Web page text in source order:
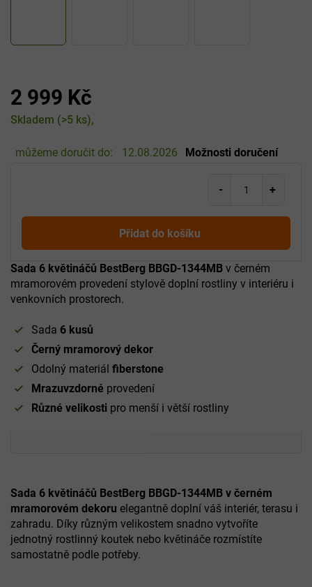
2 999 Kč
Měrná
Skladem (>5 ks)
můžeme doručit do: 12.08.2026 Možnosti doručení
Přidat do košíku
Sada 6 květináčů BestBerg BBGD-1344MB v černém
mramorovém provedení stylově doplní rostliny v interiéru i
venkovních prostorech.
Sada 6 kusů
Černý mramorový dekor
Odolný materiál fiberstone
Mrazuvzdorné provedení
Různé velikosti pro menší i větší rostliny
Sada 6 květináčů BestBerg BBGD-1344MB v černém
mramorovém dekoru elegantně doplní váš interiér, terasu i
zahradu. Díky různým velikostem snadno vytvoříte
jednotný rostlinný koutek nebo květináče rozmístíte
samostatně podle potřeby.